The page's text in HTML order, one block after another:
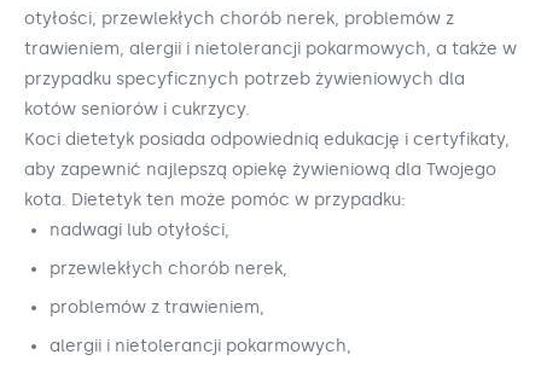
otyłości, przewlekłych chorób nerek, problemów z
trawieniem, alergii i nietolerancji pokarmowych, a także w
przypadku specyficznych potrzeb żywieniowych dla
kotów seniorów i cukrzycy.
Koci dietetyk posiada odpowiednią edukację i certyfikaty,
aby zapewnić najlepszą opiekę żywieniową dla Twojego
kota. Dietetyk ten może pomóc w przypadku:
nadwagi lub otyłości,
przewlekłych chorób nerek,
problemów z trawieniem,
alergii i nietolerancji pokarmowych,